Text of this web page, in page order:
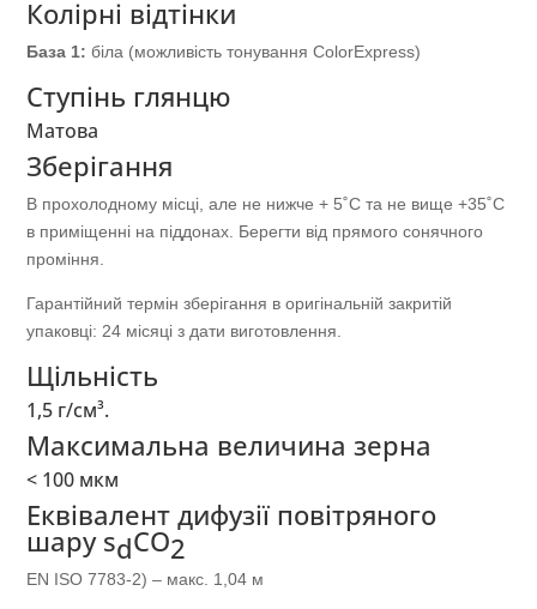
Колірні відтінки
База 1:біла (можливість тонування ColorExpress)
Ступінь глянцю
Матова
Зберігання
В прохолодному місці, але не нижче + 5˚С та не вище +35˚С
в приміщенні на піддонах. Берегти від прямого сонячного
проміння.
Гарантійний термін зберігання в оригінальній закритій
упаковці: 24 місяці з дати виготовлення.
Щільність
1,5 г/см³.
Максимальна величина зерна
< 100 мкм
Еквівалент дифузії повітряного
шару sdCO2
EN ISO 7783-2) – макс. 1,04 м